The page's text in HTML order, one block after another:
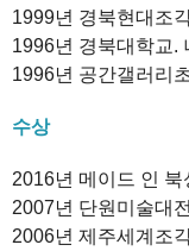
1999년 경북현대조
1996년 경북대학교.
1996년 공간갤러리
수상
2016년 메이드 인 북
2007년 단원미술대
2006년 제주세계조